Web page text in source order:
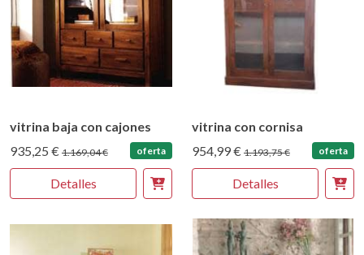
vitrina baja con cajones
935,25 € 1.169,04 € oferta
Detalles
vitrina con cornisa
954,99 € 1.193,75 € oferta
Detalles